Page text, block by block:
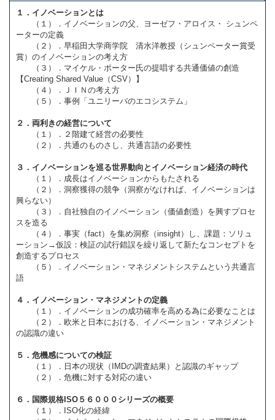
１．イノベーションとは
（１）．イノベーションの父、ヨーゼフ・アロイス・ シュンペ
ーターの定義
（２）．早稲田大学商学院 清水洋教授（シュンペーター賞受
賞）のイノベーションの考え方
（３）．マイケル・ポーター氏の提唱する共通価値の創造
【Creating Shared Value（CSV）】
（４）．ＪＩＮの考え方
（５）．事例「ユニリーバのエコシステム」
２．両利きの経営について
（１）．２階建て経営の必要性
（２）．共通のものさし、共通言語の必要性
３．イノベーションを巡る世界動向とイノベーション経済の時代
（１）．成長はイノベーションからもたされる
（２）．洞察獲得の競争（洞察がなければ、イノベーションは
興らない）
（３）．自社独自のイノベーション（価値創造）を興すプロセ
スを造る
（４）．事実（fact）を集め洞察（insight）し、課題：ソリュ
ーション→仮設：検証の試行錯誤を繰り返して新たなコンセプトを
創造するプロセス
（５）．イノベーション・マネジメントシステムという共通言
語
４．イノベーション・マネジメントの定義
（１）．イノベーションの成功確率を高める為に必要なことは
（２）．欧米と日本における、イノベーション・マネジメント
の認識の違い
５．危機感についての検証
（１）．日本の現状（IMDの調査結果）と認識のギャップ
（２）．危機に対する対応の違い
６．国際規格ISO５６０００シリーズの概要
（１）．ISO化の経緯